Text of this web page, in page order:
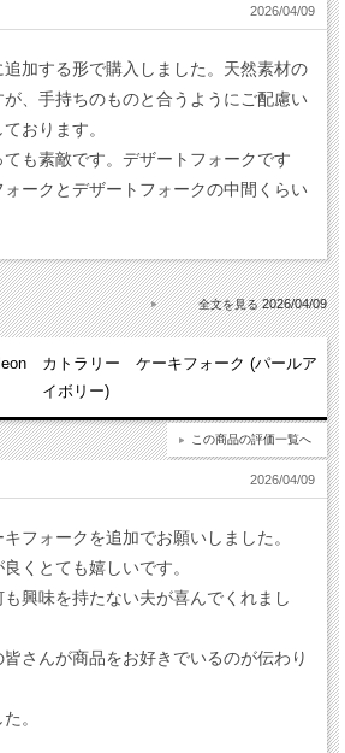
2026/04/09
加する形で購入しました。天然素材の
、手持ちのものと合うようにご配慮い
おります。
も素敵です。デザートフォークです
ークとデザートフォークの中間くらい
2026/04/09
カトラリー ケーキフォーク (パールア
イボリー)
この商品の評価一覧へ
2026/04/09
フォークを追加でお願いしました。
くとても嬉しいです。
興味を持たない夫が喜んでくれまし
さんが商品をお好きでいるのが伝わり
。